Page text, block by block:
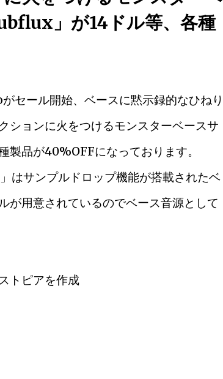
」が14ドル等、各種
セール開始、ベースに黙示録的なひねり
ションに火をつけるモンスターベースサ
品が40%OFFになっております。
サンプルドロップ機能が搭載されたベ
が用意されているのでベース音源として
トピアを作成